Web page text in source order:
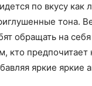
по вкусу
тона.
обращать на
кто
яркие